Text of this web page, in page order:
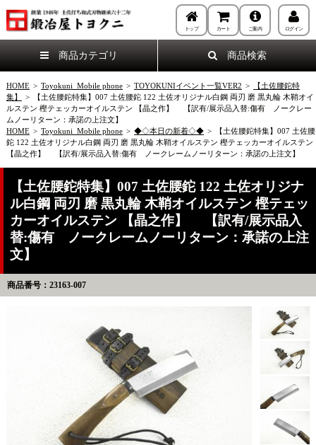
トップ カート ご案内 ログイン
商品カテゴリ 商品検索
HOME > Toyokuni_Mobile phone > TOYOKUNIイベント一覧VER2 >
【土佐腰鉈特
集】
>
【土佐腰鉈特集】007 土佐腰鉈 122 土佐オリジナル白鋼 両刃 磨 黒丸輪 木鞘オイ
ルステン 樫テェッカーオイルステン 【晶之作】 【訳有/展示品入替:傷有 ノークレー
ムノーリターン：承諾の上注文】
HOME > Toyokuni_Mobile phone > ◆◇本日の新着◇◆ >
【土佐腰鉈特集】007 土佐腰
鉈 122 土佐オリジナル白鋼 両刃 磨 黒丸輪 木鞘オイルステン 樫テェッカーオイルステン
【晶之作】 【訳有/展示品入替:傷有 ノークレームノーリターン：承諾の上注文】
【土佐腰鉈特集】007 土佐腰鉈 122 土佐オリジナ
ル白鋼 両刃 磨 黒丸輪 木鞘オイルステン 樫テェッ
カーオイルステン 【晶之作】 【訳有/展示品入
替:傷有 ノークレームノーリターン：承諾の上注
文】
商品番号：23163-007